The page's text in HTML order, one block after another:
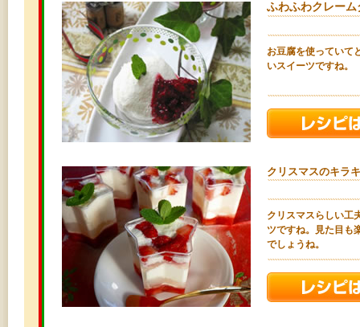
ふわふわクレーム
お豆腐を使っていて
いスイーツですね。
クリスマスのキラ
クリスマスらしい工
ツですね。見た目も
でしょうね。